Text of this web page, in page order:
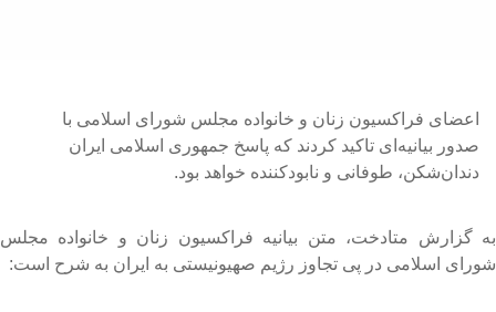
اعضای فراکسیون زنان و خانواده مجلس شورای اسلامی با
صدور بیانیه‌ای تاکید کردند که پاسخ جمهوری اسلامی ایران
دندان‌شکن، طوفانی و نابودکننده خواهد بود.
گزارش متادخت، متن بیانیه فراکسیون زنان و خانواده مجلس
اسلامی در پی تجاوز رژیم صهیونیستی به ایران به شرح است: